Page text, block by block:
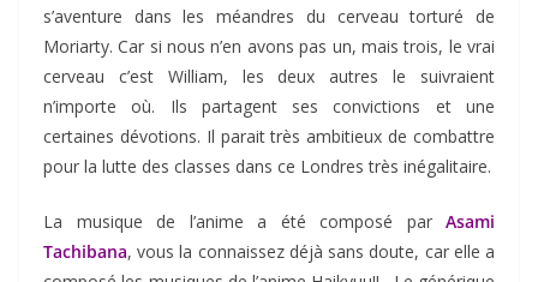
s’aventure dans les méandres du cerveau torturé de
Moriarty. Car si nous n’en avons pas un, mais trois, le vrai
cerveau c’est William, les deux autres le suivraient
n’importe où. Ils partagent ses convictions et une
certaines dévotions. Il parait très ambitieux de combattre
pour la lutte des classes dans ce Londres très inégalitaire.
La musique de l’anime a été composé parAsami
Tachibana, vous la connaissez déjà sans doute, car elle a